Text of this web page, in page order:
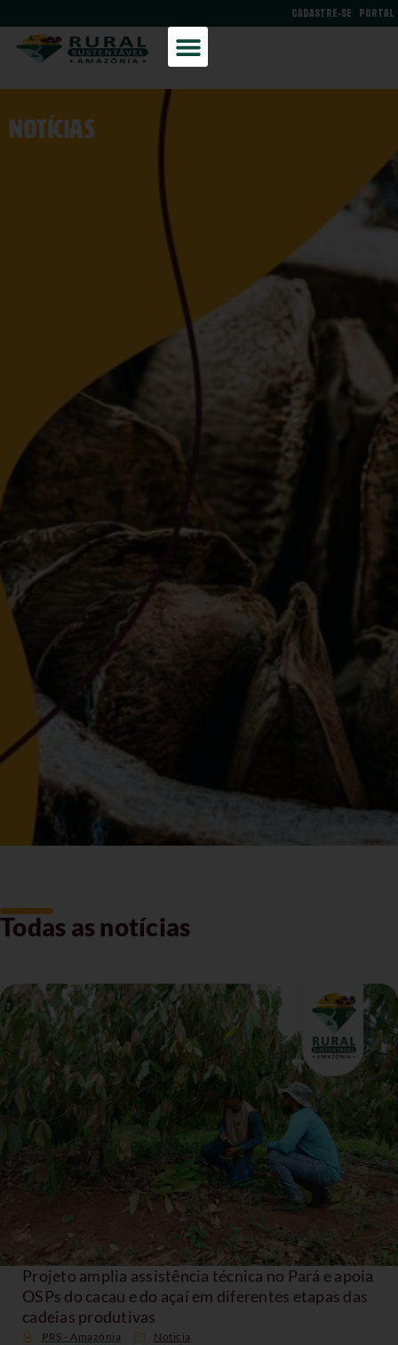
PORTAL
CADASTRE-SE
NOtícias
Todas as notícias
Projeto amplia assistência técnica no Pará e apoia
OSPs do cacau e do açaí em diferentes etapas das
cadeias produtivas
PRS - Amazônia Noticia